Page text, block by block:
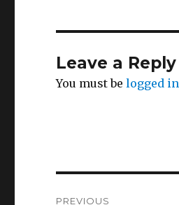
Leave a Reply
You must belogged in
PREVIOUS